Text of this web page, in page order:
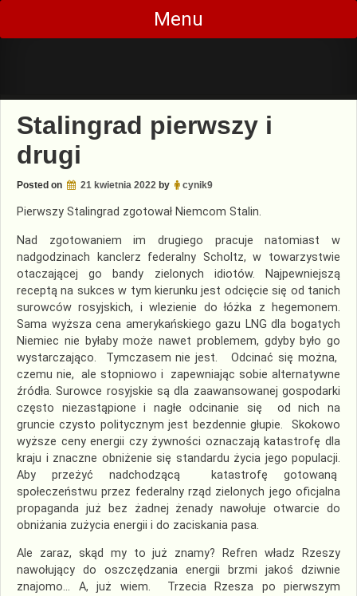
Skip
content
Menu
Stalingrad pierwszy i
drugi
Posted on 21 kwietnia 2022 by cynik9
Pierwszy Stalingrad zgotował Niemcom Stalin.
Nad zgotowaniem im drugiego pracuje natomiast w
nadgodzinach kanclerz federalny Scholtz, w towarzystwie
otaczającej go bandy zielonych idiotów. Najpewniejszą
receptą na sukces w tym kierunku jest odcięcie się od tanich
surowców rosyjskich, i wlezienie do łóżka z hegemonem.
Sama wyższa cena amerykańskiego gazu LNG dla bogatych
Niemiec nie byłaby może nawet problemem, gdyby było go
wystarczająco. Tymczasem nie jest. Odcinać się można,
czemu nie, ale stopniowo i zapewniając sobie alternatywne
źródła. Surowce rosyjskie są dla zaawansowanej gospodarki
często niezastąpione i nagłe odcinanie się od nich na
gruncie czysto politycznym jest bezdennie głupie. Skokowo
wyższe ceny energii czy żywności oznaczają katastrofę dla
kraju i znaczne obniżenie się standardu życia jego populacji.
Aby przeżyć nadchodzącą katastrofę gotowaną
społeczeństwu przez federalny rząd zielonych jego oficjalna
propaganda już bez żadnej żenady nawołuje otwarcie do
obniżania zużycia energii i do zaciskania pasa.
Ale zaraz, skąd my to już znamy? Refren władz Rzeszy
nawołujący do oszczędzania energii brzmi jakoś dziwnie
znajomo… A, już wiem. Trzecia Rzesza po pierwszym